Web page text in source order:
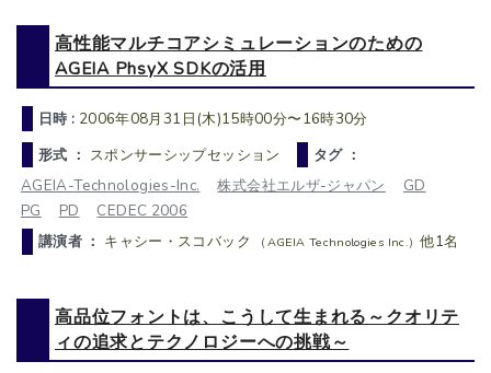
高性能マルチコアシミュレーションのための
AGEIA PhsyX SDKの活用
日時 : 2006年08月31日(木)15時00分〜16時30分
形式 ： スポンサーシップセッション
タグ ：
AGEIA-Technologies-Inc.
株式会社エルザ-ジャパン
GD
PG
PD
CEDEC 2006
講演者 ： キャシー・スコバック （AGEIA Technologies Inc.）他1名
高品位フォントは、こうして生まれる～クオリテ
ィの追求とテクノロジーへの挑戦～